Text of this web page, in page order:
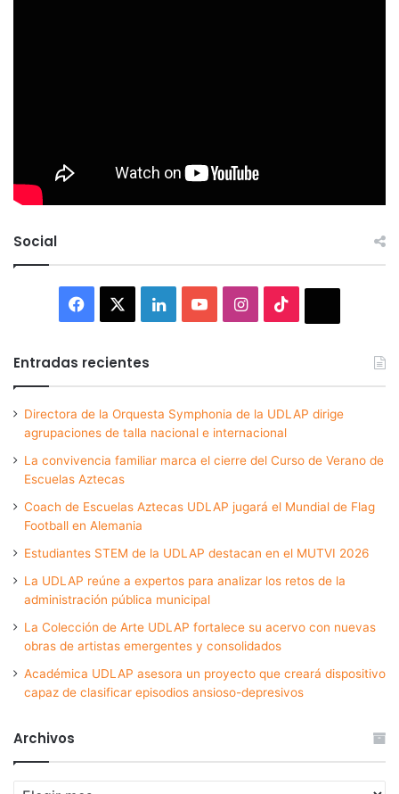
Social
Facebook LinkedInYouTubeInstagram
Entradas recientes
Directora de la Orquesta Symphonia de la UDLAP dirige
agrupaciones de talla nacional e internacional
La convivencia familiar marca el cierre del Curso de Verano de
Escuelas Aztecas
Coach de Escuelas Aztecas UDLAP jugará el Mundial de Flag
Football en Alemania
Estudiantes STEM de la UDLAP destacan en el MUTVI 2026
La UDLAP reúne a expertos para analizar los retos de la
administración pública municipal
La Colección de Arte UDLAP fortalece su acervo con nuevas
obras de artistas emergentes y consolidados
Académica UDLAP asesora un proyecto que creará dispositivo
capaz de clasificar episodios ansioso-depresivos
Archivos
Archivos